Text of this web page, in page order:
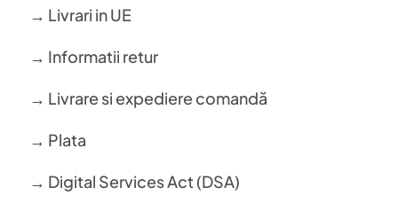
→ Livrari in UE
→ Informatii retur
→ Livrare si expediere comandă
→ Plata
→ Digital Services Act (DSA)